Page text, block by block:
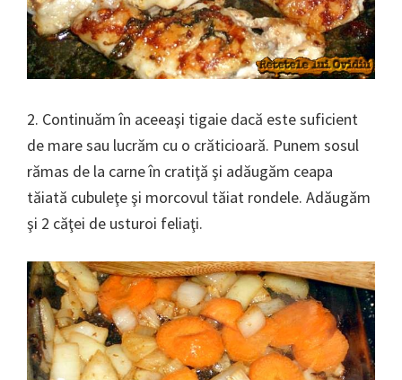
2. Continuăm în aceeaşi tigaie dacă este suficient
de mare sau lucrăm cu o crăticioară. Punem sosul
rămas de la carne în cratiţă şi adăugăm ceapa
tăiată cubuleţe şi morcovul tăiat rondele. Adăugăm
şi 2 căţei de usturoi feliaţi.